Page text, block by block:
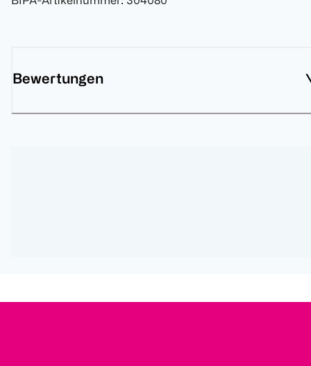
Bewertungen